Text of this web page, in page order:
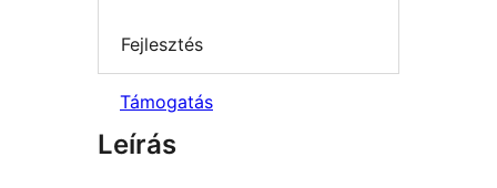
Fejlesztés
Támogatás
Leírás